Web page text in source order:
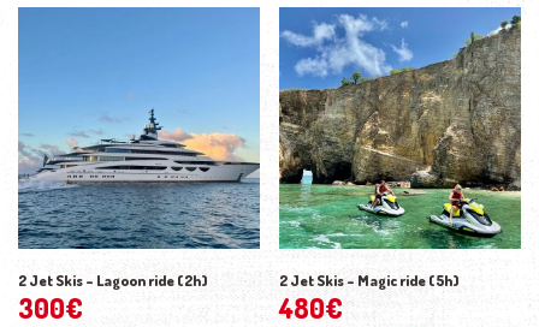
2 Jet Skis – Lagoon ride (2h)
300€
2 Jet Skis – Magic ride (5h)
480€